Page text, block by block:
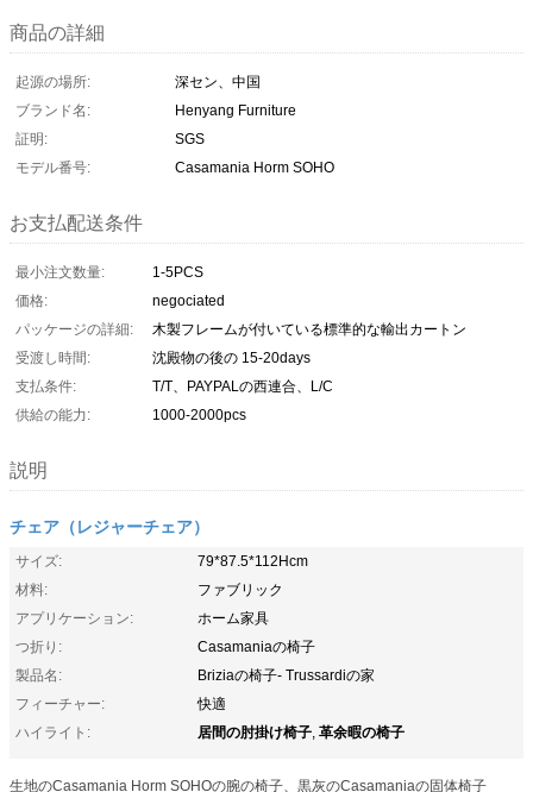
商品の詳細
起源の場所:
深セン、中国
ブランド名:
Henyang Furniture
証明:
SGS
モデル番号:
Casamania Horm SOHO
お支払配送条件
最小注文数量:
1-5PCS
価格:
negociated
パッケージの詳細:
木製フレームが付いている標準的な輸出カートン
受渡し時間:
沈殿物の後の 15-20days
支払条件:
T/T、PAYPALの西連合、L/C
供給の能力:
1000-2000pcs
説明
チェア（レジャーチェア）
サイズ:
79*87.5*112Hcm
材料:
ファブリック
アプリケーション:
ホーム家具
つ折り:
Casamaniaの椅子
製品名:
Briziaの椅子- Trussardiの家
フィーチャー:
快適
ハイライト:
居間の肘掛け椅子, 革余暇の椅子
生地のCasamania Horm SOHOの腕の椅子、黒灰のCasamaniaの固体椅子